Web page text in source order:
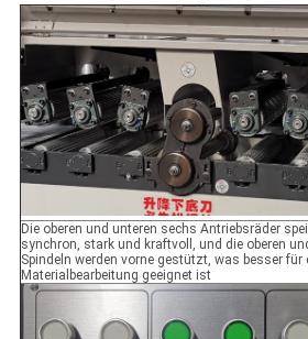
Die oberen und unteren sechs Antriebsräder
synchron, stark und kraftvoll, und die oberen
Spindeln werden vorne gestützt, was besser für
Materialbearbeitung geeignet ist